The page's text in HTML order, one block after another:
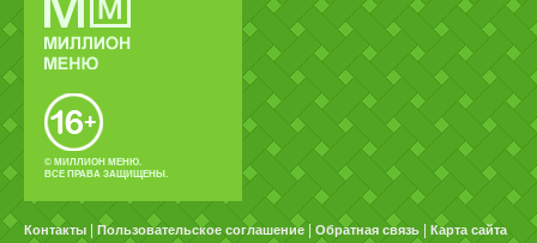
© МИЛЛИОН МЕНЮ.
ВСЕ ПРАВА ЗАЩИЩЕНЫ.
Контакты Пользовательское соглашение Обратная связь Карта сайта